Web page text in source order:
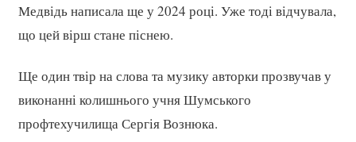
Медвідь написала ще у 2024 році. Уже тоді відчувала,
що цей вірш стане піснею.
Ще один твір на слова та музику авторки прозвучав у
виконанні колишнього учня Шумського
профтехучилища Сергія Вознюка.